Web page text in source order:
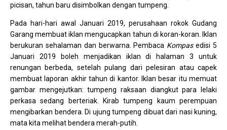
picisan, tahun baru disimbolkan dengan tumpeng.
Pada hari-hari awal Januari 2019, perusahaan rokok Gudang
Garang membuat iklan mengucapkan tahun di koran-koran. Iklan
berukuran sehalaman dan berwarna. Pembaca Kompasedisi 5
Januari 2019 boleh menjadikan iklan di halaman 3 untuk
renungan berbeda, setelah pulang dari pelesiran atau capek
membuat laporan akhir tahun di kantor. Iklan besar itu memuat
gambar mengejutkan: tumpeng raksaan diangkut para lelaki
perkasa sedang berteriak. Kirab tumpeng kaum perempuan
mengibarkan bendera. Di ujung tumpeng dibuat dari nasi kuning,
mata kita melihat bendera merah-putih.